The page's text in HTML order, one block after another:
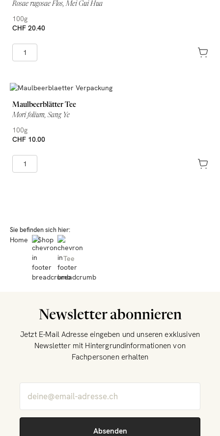
Rosae rugosae Flos, Mei Gui Hua
100g
CHF 20.40
Maulbeerblätter Tee
Mori folium, Sang Ye
100g
CHF 10.00
Sie befinden sich hier:
Home Shop
Tee
Newsletter abonnieren
Jetzt E-Mail Adresse eingeben und unseren exklusiven
Newsletter mit Hintergrundinformationen von
Fachpersonen erhalten